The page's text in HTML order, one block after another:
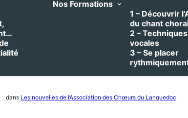
Nos Formations
1 – Découvrir
du chant
2 – Techniques
vocales
3 – Se placer
dans Les nouvelles de l’Association des Chœurs du Languedoc